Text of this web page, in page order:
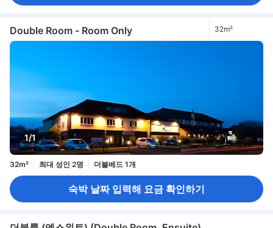
Double Room - Room Only 32m²
1/1
32m² 최대 성인 2명 더블베드 1개
숙박 날짜 입력해 요금 확인하기